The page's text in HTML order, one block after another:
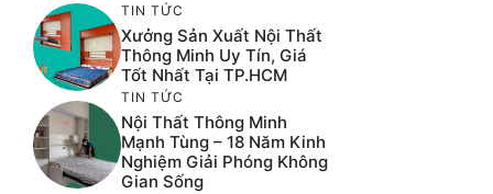
TIN TỨC
Xưởng Sản Xuất Nội Thất
Thông Minh Uy Tín, Giá
Tốt Nhất Tại TP.HCM
TIN TỨC
Nội Thất Thông Minh
Mạnh Tùng – 18 Năm Kinh
Nghiệm Giải Phóng Không
Gian Sống